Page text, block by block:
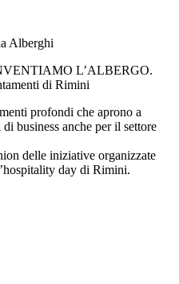
Alberghi
L’ALBERGO.
di Rimini
profondi che aprono a
business anche per il settore
delle iniziative organizzate
day di Rimini.